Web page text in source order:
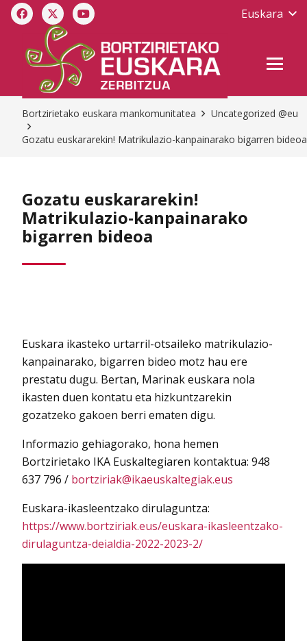
Euskara
Bortzirietako euskara mankomunitatea
Uncategorized @eu
Gozatu euskararekin! Matrikulazio-kanpainarako bigarren bideoa
Gozatu euskararekin!
Matrikulazio-kanpainarako
bigarren bideoa
Euskara ikasteko urtarril-otsaileko matrikulazio-
kanpainarako, bigarren bideo motz hau ere
prestatu dugu. Bertan, Marinak euskara nola
ikasten duen kontatu eta hizkuntzarekin
gozatzeko gakoen berri ematen digu.
Informazio gehiagorako, hona hemen
Bortzirietako IKA Euskaltegiaren kontaktua: 948
637 796 / bortziriak@ikaeuskaltegiak.eus
Euskara-ikasleentzako dirulaguntza:
https://www.bortziriak.eus/euskara-ikasleentzako-
dirulaguntza-deialdia-2022-2023-2/